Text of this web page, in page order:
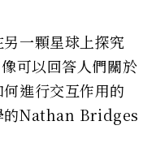
一顆星球上探究
可以回答人們關於
進行交互作用的
的Nathan Bridges